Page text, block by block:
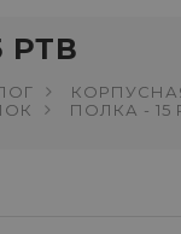
РТВ
ПОЛКА - 15